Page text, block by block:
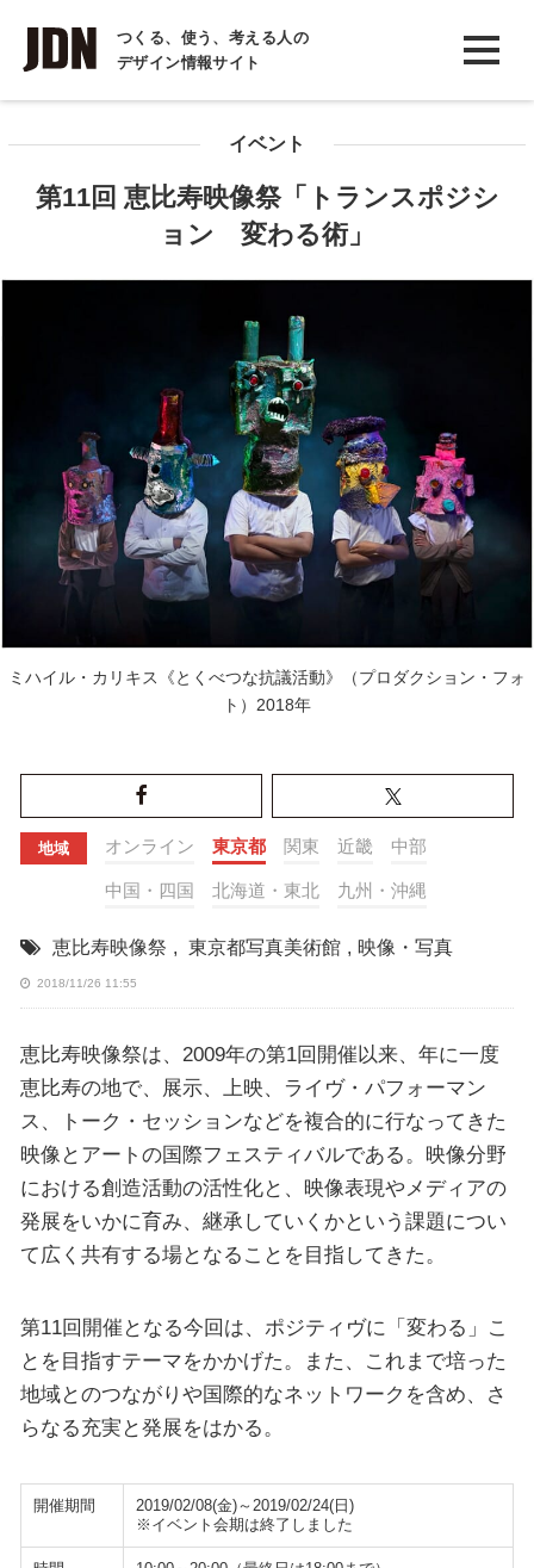
つくる、使う、考える人の
デザイン情報サイト
INTERVIEW
インタビュー
COLUMN
イベント
第11回 恵比寿映像祭「トランスポジシ
ョン 変わる術」
ミハイル・カリキス《とくべつな抗議活動》（プロダクション・フォ
ト）2018年
地域 オンライン 東京都 関東 近畿 中部
中国・四国 北海道・東北 九州・沖縄
恵比寿映像祭 , 東京都写真美術館 , 映像・写真
2018/11/26 11:55
恵比寿映像祭は、2009年の第1回開催以来、年に一度
恵比寿の地で、展示、上映、ライヴ・パフォーマン
ス、トーク・セッションなどを複合的に行なってきた
映像とアートの国際フェスティバルである。映像分野
における創造活動の活性化と、映像表現やメディアの
発展をいかに育み、継承していくかという課題につい
て広く共有する場となることを目指してきた。
第11回開催となる今回は、ポジティヴに「変わる」こ
とを目指すテーマをかかげた。また、これまで培った
地域とのつながりや国際的なネットワークを含め、さ
らなる充実と発展をはかる。
開催期間
2019/02/08(金)～2019/02/24(日)
※イベント会期は終了しました